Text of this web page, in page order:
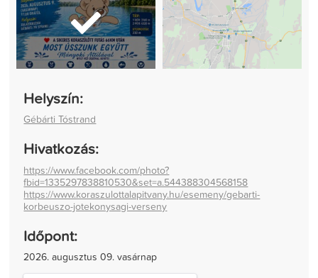
Helyszín:
Gébárti Tóstrand
Hivatkozás:
https://www.facebook.com/photo?
fbid=1335297838810530&set=a.544388304568158
https://www.koraszulottalapitvany.hu/esemeny/gebarti-
korbeuszo-jotekonysagi-verseny
Időpont:
2026. augusztus 09. vasárnap